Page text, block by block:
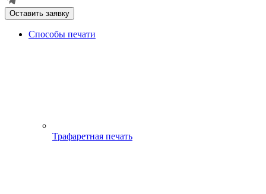
Оставить заявку
Способы печати
Трафаретная печать